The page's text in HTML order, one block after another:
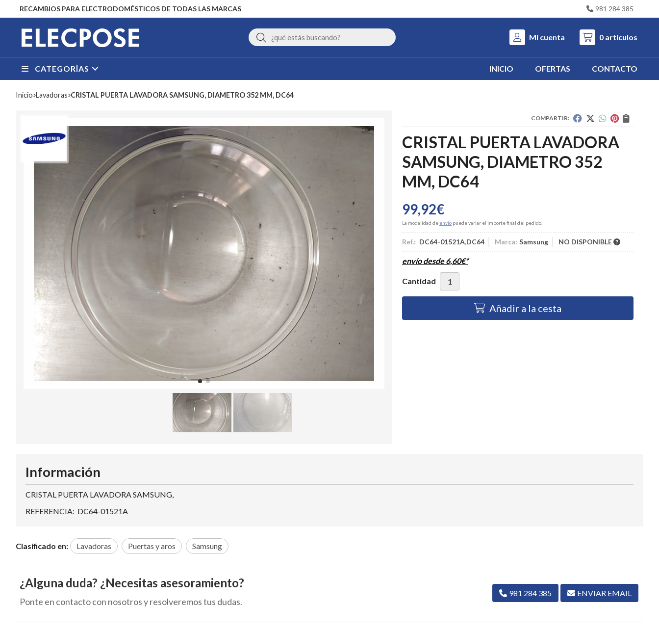
RECAMBIOS PARA ELECTRODOMÉSTICOS DE TODAS LAS MARCAS 981 284 385
Buscar Mi cuenta 0 artículos
CATEGORÍAS INICIO OFERTAS CONTACTO
Inicio lavadoras CRISTAL PUERTA LAVADORA SAMSUNG, DIAMETRO 352 MM, DC64
COMPARTIR:
CRISTAL PUERTA LAVADORA
SAMSUNG, DIAMETRO 352
MM, DC64
99,92€
La modalidad de envío puede variar el importe final del pedido.
Ref.: DC64-01521A,DC64 Marca: Samsung NO DISPONIBLE
envío desde6,60€*
Cantidad
Añadir a la cesta
Información
CRISTAL PUERTA LAVADORA SAMSUNG,
REFERENCIA: DC64-01521A
Clasificado en: Lavadoras Puertas y aros Samsung
¿Alguna duda? ¿Necesitas asesoramiento?
Ponte en contacto con nosotros y resolveremos tus dudas.
981 284 385 ENVIAR EMAIL